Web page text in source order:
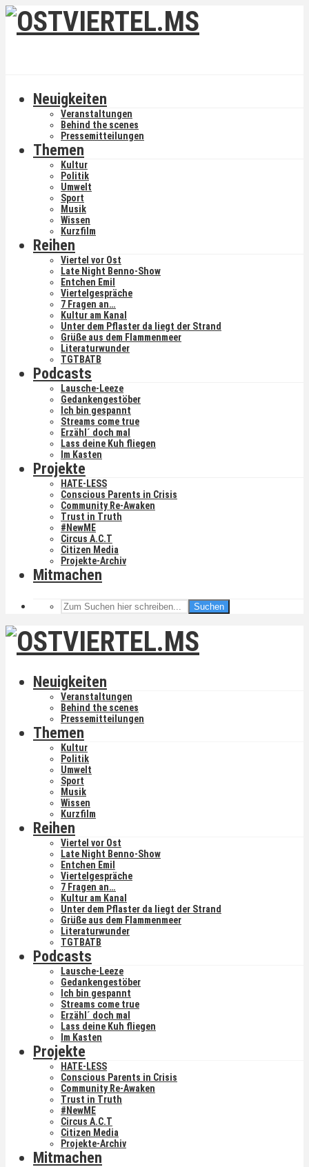
Neuigkeiten
Veranstaltungen
Behind the scenes
Pressemitteilungen
Themen
Kultur
Politik
Umwelt
Sport
Musik
Wissen
Kurzfilm
Reihen
Viertel vor Ost
Late Night Benno-Show
Entchen Emil
Viertelgespräche
7 Fragen an…
Kultur am Kanal
Unter dem Pflaster da liegt der Strand
Grüße aus dem Flammenmeer
Literaturwunder
TGTBATB
Podcasts
Lausche-Leeze
Gedankengestöber
Ich bin gespannt
Streams come true
Erzähl´ doch mal
Lass deine Kuh fliegen
Im Kasten
Projekte
HATE-LESS
Conscious Parents in Crisis
Community Re-Awaken
Trust in Truth
#NewME
Circus A.C.T
Citizen Media
Projekte-Archiv
Mitmachen
Suchen
Neuigkeiten
Veranstaltungen
Behind the scenes
Pressemitteilungen
Themen
Kultur
Politik
Umwelt
Sport
Musik
Wissen
Kurzfilm
Reihen
Viertel vor Ost
Late Night Benno-Show
Entchen Emil
Viertelgespräche
7 Fragen an…
Kultur am Kanal
Unter dem Pflaster da liegt der Strand
Grüße aus dem Flammenmeer
Literaturwunder
TGTBATB
Podcasts
Lausche-Leeze
Gedankengestöber
Ich bin gespannt
Streams come true
Erzähl´ doch mal
Lass deine Kuh fliegen
Im Kasten
Projekte
HATE-LESS
Conscious Parents in Crisis
Community Re-Awaken
Trust in Truth
#NewME
Circus A.C.T
Citizen Media
Projekte-Archiv
Mitmachen